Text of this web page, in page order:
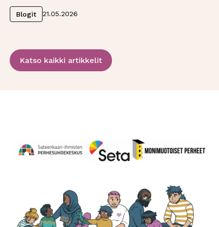
Blogit 21.05.2026
Katso kaikki artikkelit